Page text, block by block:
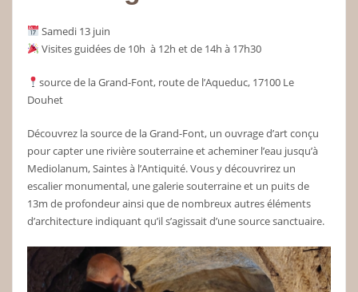
Samedi 13 juin
Visites guidées de 10h à 12h et de 14h à 17h30
source de la Grand-Font, route de l’Aqueduc, 17100 Le
Douhet
Découvrez la source de la Grand-Font, un ouvrage d’art conçu
pour capter une rivière souterraine et acheminer l’eau jusqu’à
Mediolanum, Saintes à l’Antiquité. Vous y découvrirez un
escalier monumental, une galerie souterraine et un puits de
13m de profondeur ainsi que de nombreux autres éléments
d’architecture indiquant qu’il s’agissait d’une source sanctuaire.